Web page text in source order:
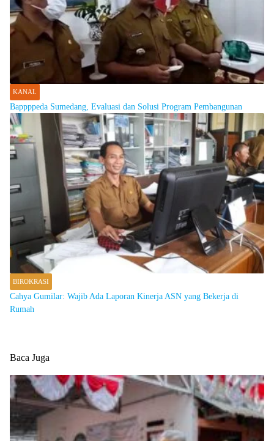
KANAL
Bappppeda Sumedang, Evaluasi dan Solusi Program Pembangunan
BIROKRASI
Cahya Gumilar: Wajib Ada Laporan Kinerja ASN yang Bekerja di
Rumah
Baca Juga